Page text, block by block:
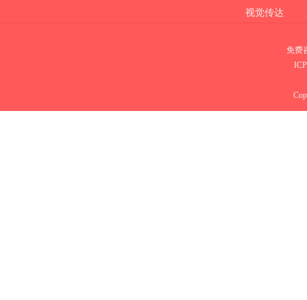
视觉传达
免费